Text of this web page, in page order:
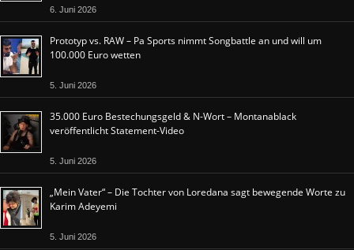
6. Juni 2026
Prototyp vs. RAW – Pa Sports nimmt Songbattle an und will um
100.000 Euro wetten
5. Juni 2026
35.000 Euro Bestechungsgeld & N-Wort – Montanablack
veröffentlicht Statement-Video
5. Juni 2026
„Mein Vater“ – Die Tochter von Loredana sagt bewegende Worte zu
Karim Adeyemi
5. Juni 2026